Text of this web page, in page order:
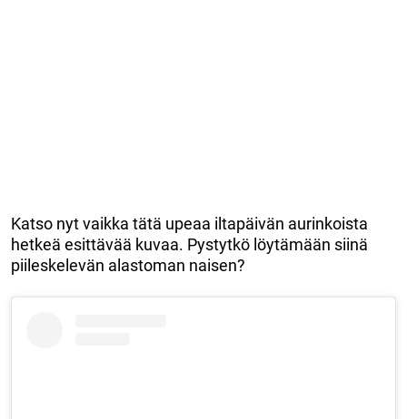
Katso nyt vaikka tätä upeaa iltapäivän aurinkoista
hetkeä esittävää kuvaa. Pystytkö löytämään siinä
piileskelevän alastoman naisen?